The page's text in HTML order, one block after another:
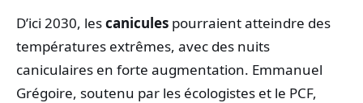
D’ici 2030, lescanicules pourraient atteindre des
températures extrêmes, avec des nuits
caniculaires en forte augmentation. Emmanuel
Grégoire, soutenu par les écologistes et le PCF,